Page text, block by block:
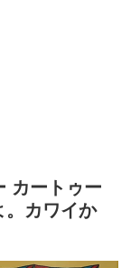
カートゥー
。カワイか